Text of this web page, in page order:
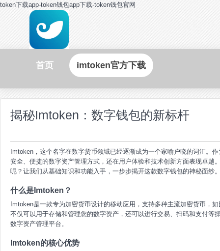
token下载app-token钱包app下载-token钱包官网
首页 imtoken官方下载
揭秘Imtoken：数字钱包的新标杆
Imtoken，这个名字在数字货币领域已经逐渐成为一个家喻户晓的词汇。
安全、便捷的数字资产管理方式，还在用户体验和技术创新方面表现卓
呢？让我们从基础知识和功能入手，一步步揭开这款数字钱包的神秘面纱
什么是Imtoken？
Imtoken是一款专为加密货币设计的移动应用，支持多种主流加密货币，
不仅可以用于存储和管理您的数字资产，还可以进行交易、扫码和支付
数字资产管理平台。
Imtoken的核心优势